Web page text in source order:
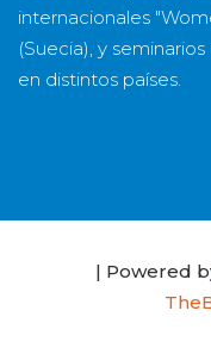
internacionales
(Suecia), y
en distintos países.
| Powered